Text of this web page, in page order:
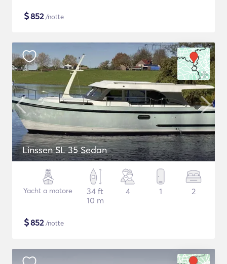
$852/notte
Linssen SL 35 Sedan
Yacht a motore
34 ft
10 m
4 1 2
$852/notte